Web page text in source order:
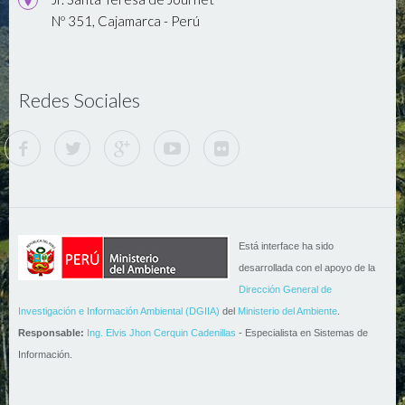
Nº 351, Cajamarca - Perú
Redes Sociales
Está interface ha sido
desarrollada con el apoyo de la
Dirección General de
Investigación e Información Ambiental (DGIIA) del Ministerio del Ambiente
Responsable: Ing. Elvis Jhon Cerquin Cadenillas - Especialista en Sistemas de
Información.